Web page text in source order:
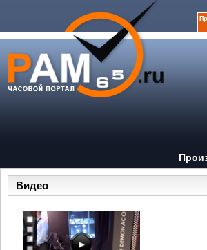
Видео